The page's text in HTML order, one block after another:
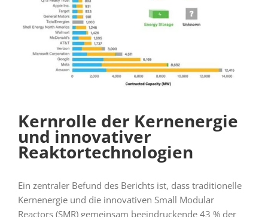
Kernrolle der Kernenergie
und innovativer
Reaktortechnologien
Ein zentraler Befund des Berichts ist, dass traditionelle
Kernenergie und die innovativen Small Modular
Reactors (SMR) gemeinsam beeindruckende 43 % der